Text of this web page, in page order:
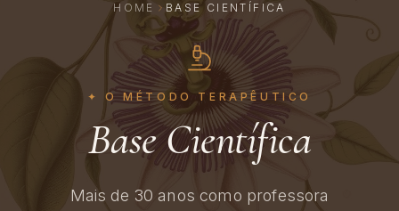
HOME BASE CIENTÍFICA
✦ O MÉTODO TERAPÊUTICO
Base Científica
Mais de 30 anos como professora